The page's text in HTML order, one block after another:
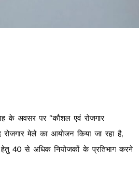
के अवसर पर ‘‘कौशल एवं रोजगार
रोजगार मेले का आयोजन किया जा रहा है,
40 से अधिक नियोजकों के प्रतिभाग करने